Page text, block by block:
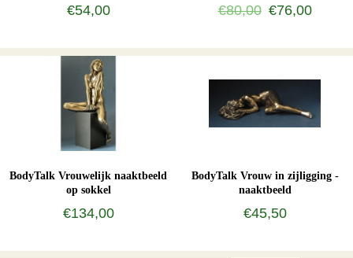
€54,00 €80,00 €76,00
BodyTalk Vrouwelijk naaktbeeld
op sokkel
€134,00
BodyTalk Vrouw in zijligging -
naaktbeeld
€45,50